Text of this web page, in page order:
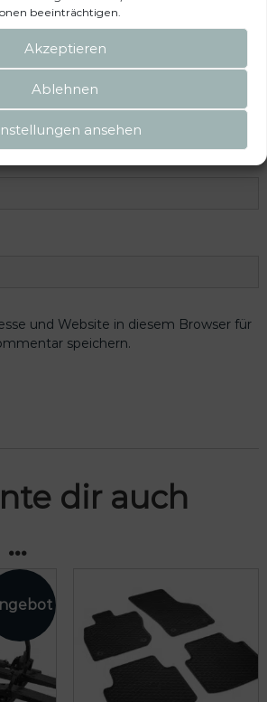
beeinträchtigen.
Akzeptieren
Ablehnen
ansehen
und Website in diesem Browser für
speichern.
dir auch